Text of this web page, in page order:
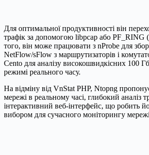
Для оптимальної продуктивності він
трафік за допомогою libpcap або PF_RING
того, він може працювати з nProbe для
NetFlow/sFlow з маршрутизаторів і
Cento для аналізу високошвидкісних 100
режимі реального часу.
На відміну від VnStat PHP, Ntopng
мережі в реальному часі, глибокий аналіз
інтерактивний веб-інтерфейс, що робить
вибором для сучасного моніторингу